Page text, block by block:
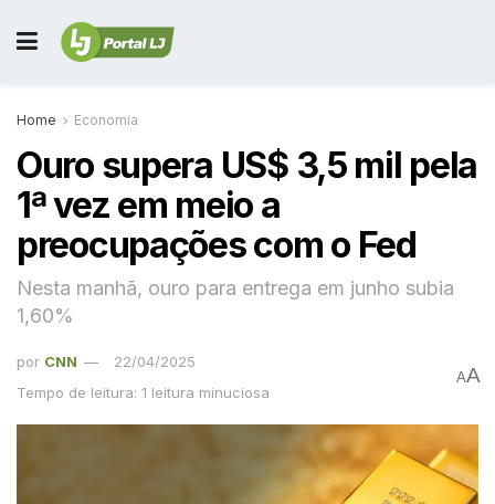
Home Economia
Ouro supera US$ 3,5 mil pela
1ª vez em meio a
preocupações com o Fed
Nesta manhã, ouro para entrega em junho subia
1,60%
por CNN
22/04/2025
Tempo de leitura: 1 leitura minuciosa
AA